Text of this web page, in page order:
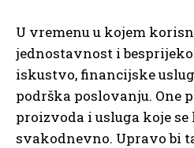
U vremenu u kojem
jednostavnost i
iskustvo, financijske
podrška poslovanju. One
proizvoda i usluga koje
svakodnevno. Upravo bi